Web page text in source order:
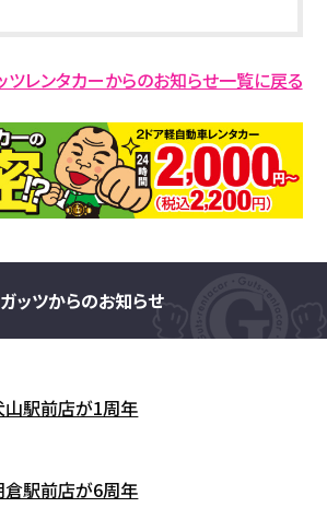
ツレンタカーからのお知らせ一覧に戻る
ガッツからのお知らせ
山駅前店が1周年
倉駅前店が6周年